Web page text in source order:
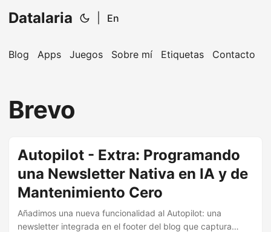
Datalaria En
Blog Apps Juegos Sobre mí Etiquetas Contacto
Brevo
Autopilot - Extra: Programando
una Newsletter Nativa en IA y de
Mantenimiento Cero
Añadimos una nueva funcionalidad al Autopilot: una
newsletter integrada en el footer del blog que captura
¡Hola! Soy tu asistente de Operations Engineering.